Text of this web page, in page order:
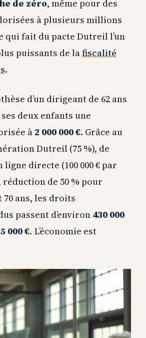
de zéro, même pour des
à plusieurs millions
qui fait du pacte Dutreil l’un
puissants de lafiscalité
.
d’un dirigeant de 62 ans
deux enfants une
à 2 000 000 €. Grâce au
Dutreil (75 %), de
ligne directe (100 000 € par
de 50 % pour
ans, les droits
passent d’environ 430 000
000 €. L’économie est